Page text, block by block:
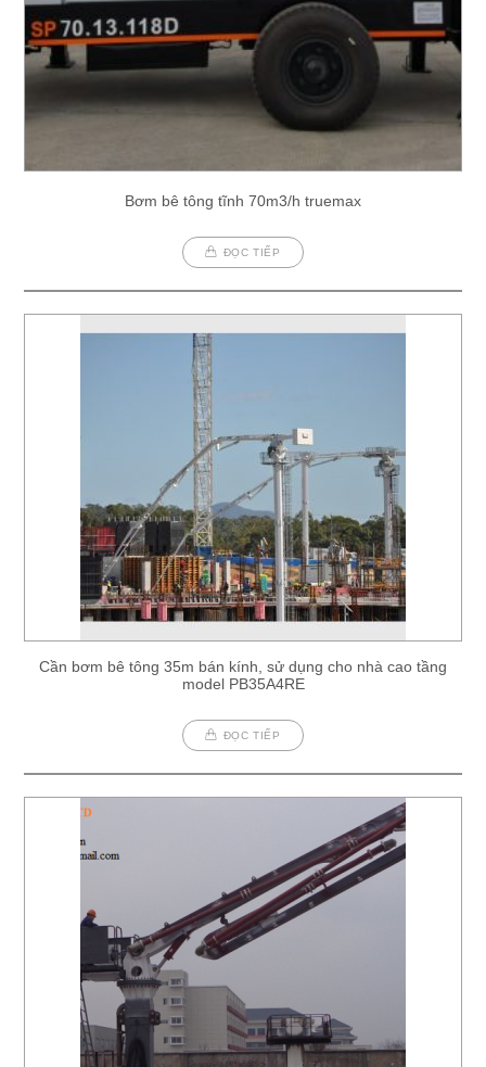
Bơm bê tông tĩnh 70m3/h truemax
ĐỌC TIẾP
Cần bơm bê tông 35m bán kính, sử dụng cho nhà cao tầng
model PB35A4RE
ĐỌC TIẾP